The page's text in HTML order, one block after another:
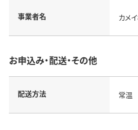
事業者名 カメ
お申込み・配送・その他
配送方法 常温